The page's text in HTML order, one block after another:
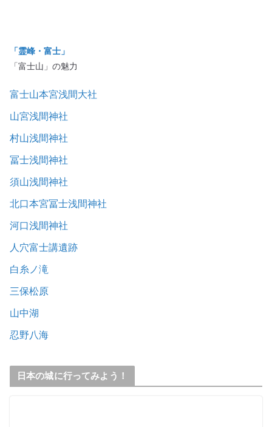
「霊峰・富士」
「富士山」の魅力
富士山本宮浅間大社
山宮浅間神社
村山浅間神社
冨士浅間神社
須山浅間神社
北口本宮冨士浅間神社
河口浅間神社
人穴富士講遺跡
白糸ノ滝
三保松原
山中湖
忍野八海
日本の城に行ってみよう！